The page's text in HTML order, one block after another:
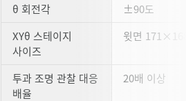
θ 회전각
±90도
XYθ 스테이지
사이즈
윗면
투과 조명 관찰 대응
배율
20배 이상